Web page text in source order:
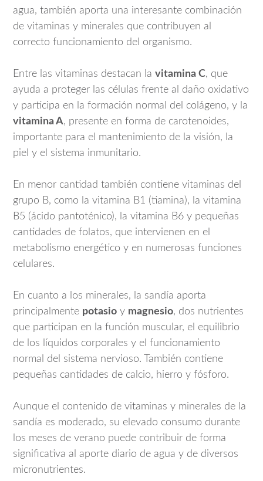
agua, también aporta una interesante combinación
de vitaminas y minerales que contribuyen al
correcto funcionamiento del organismo.
Entre las vitaminas destacan la vitamina C, que
ayuda a proteger las células frente al daño oxidativo
y participa en la formación normal del colágeno, y la
vitamina A, presente en forma de carotenoides,
importante para el mantenimiento de la visión, la
piel y el sistema inmunitario.
En menor cantidad también contiene vitaminas del
grupo B, como la vitamina B1 (tiamina), la vitamina
B5 (ácido pantoténico), la vitamina B6 y pequeñas
cantidades de folatos, que intervienen en el
metabolismo energético y en numerosas funciones
celulares.
En cuanto a los minerales, la sandía aporta
principalmente potasio y magnesio, dos nutrientes
que participan en la función muscular, el equilibrio
de los líquidos corporales y el funcionamiento
normal del sistema nervioso. También contiene
pequeñas cantidades de calcio, hierro y fósforo.
Aunque el contenido de vitaminas y minerales de la
sandía es moderado, su elevado consumo durante
los meses de verano puede contribuir de forma
significativa al aporte diario de agua y de diversos
micronutrientes.